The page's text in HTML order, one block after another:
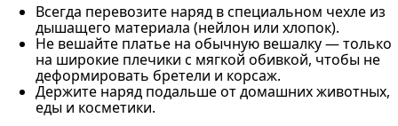
Всегда перевозите наряд в специальном чехле из
дышащего материала (нейлон или хлопок).
Не вешайте платье на обычную вешалку — только
на широкие плечики с мягкой обивкой, чтобы не
деформировать бретели и корсаж.
Держите наряд подальше от домашних животных,
еды и косметики.